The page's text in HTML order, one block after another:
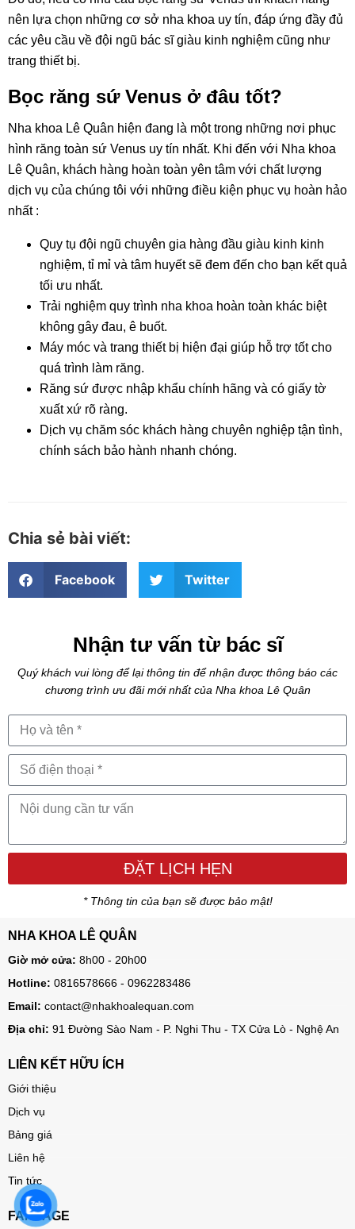
nên lựa chọn những cơ sở nha khoa uy tín, đáp ứng đầy đủ
các yêu cầu về đội ngũ bác sĩ giàu kinh nghiệm cũng như
trang thiết bị.
Bọc răng sứ Venus ở đâu tốt?
Nha khoa Lê Quân hiện đang là một trong những nơi phục
hình răng toàn sứ Venus uy tín nhất. Khi đến với Nha khoa
Lê Quân, khách hàng hoàn toàn yên tâm với chất lượng
dịch vụ của chúng tôi với những điều kiện phục vụ hoàn hảo
nhất :
Quy tụ đội ngũ chuyên gia hàng đầu giàu kinh kinh
nghiệm, tỉ mỉ và tâm huyết sẽ đem đến cho bạn kết quả
tối ưu nhất.
Trải nghiệm quy trình nha khoa hoàn toàn khác biệt
không gây đau, ê buốt.
Máy móc và trang thiết bị hiện đại giúp hỗ trợ tốt cho
quá trình làm răng.
Răng sứ được nhập khẩu chính hãng và có giấy tờ
xuất xứ rõ ràng.
Dịch vụ chăm sóc khách hàng chuyên nghiệp tận tình,
chính sách bảo hành nhanh chóng.
Chia sẻ bài viết:
Facebook Twitter
Nhận tư vấn từ bác sĩ
Quý khách vui lòng để lại thông tin để nhận được thông báo các
chương trình ưu đãi mới nhất của Nha khoa Lê Quân
ĐẶT LỊCH HẸN
* Thông tin của bạn sẽ được bảo mật!
NHA KHOA LÊ QUÂN
Giờ mở cửa: 8h00 - 20h00
Hotline: 0816578666 - 0962283486
Email: contact@nhakhoalequan.com
Địa chỉ: 91 Đường Sào Nam - P. Nghi Thu - TX Cửa Lò - Nghệ An
LIÊN KẾT HỮU ÍCH
Giới thiệu
Dịch vụ
Bảng giá
Liên hệ
Tin tức
FANPAGE